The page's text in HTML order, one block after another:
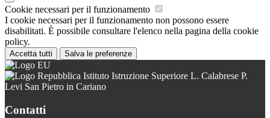
Cookie necessari per il funzionamento
I cookie necessari per il funzionamento non possono essere
disabilitati. È possibile consultare l'elenco nella pagina della cookie
policy.
Accetta tutti Salva le preferenze
Istituto Istruzione Superiore L. Calabrese P.
Levi San Pietro in Cariano
Contatti